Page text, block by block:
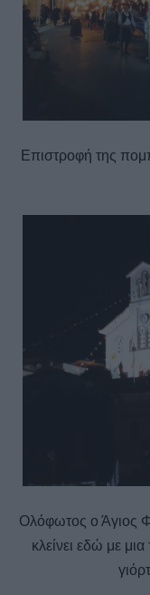
Επιστροφή της
Ολόφωτος ο Άγιος
κλείνει εδώ με